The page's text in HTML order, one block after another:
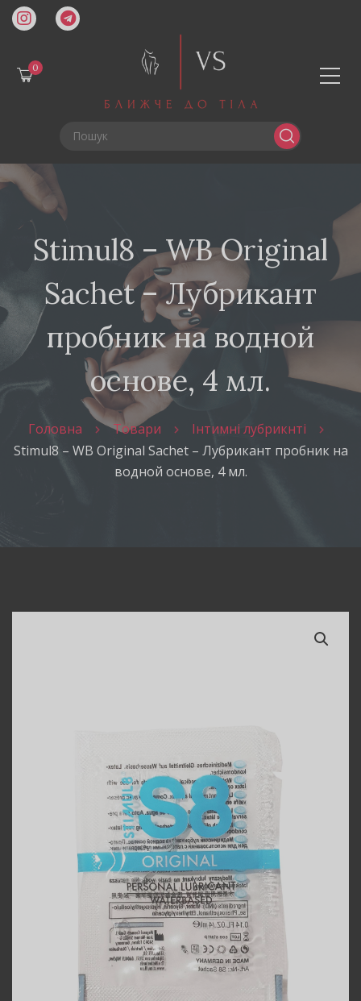
0
Stimul8 – WB Original
Sachet – Лубрикант
пробник на водной
основе, 4 мл.
Головна Товари
Інтимні лубрикнті
Stimul8 – WB Original Sachet – Лубрикант пробник на
водной основе, 4 мл.